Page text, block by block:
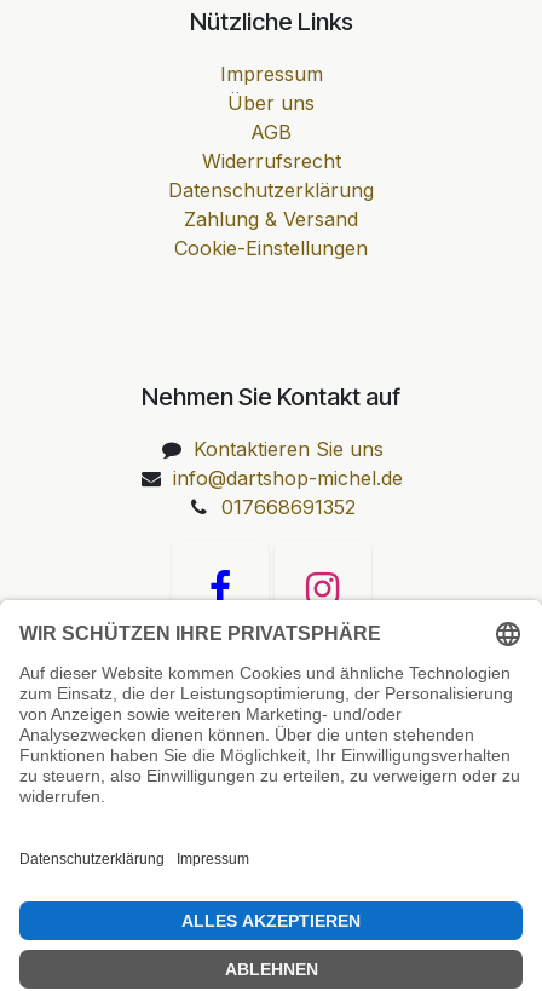
Nützliche Links
Impressum
Über uns
AGB
Widerrufsrecht
Datenschutzerklärung
Zahlung & Versand
Cookie-Einstellungen
Nehmen Sie Kontakt auf
Kontaktieren Sie uns
info@dartshop-michel.de
017668691352
Unsere Prüfsiegel